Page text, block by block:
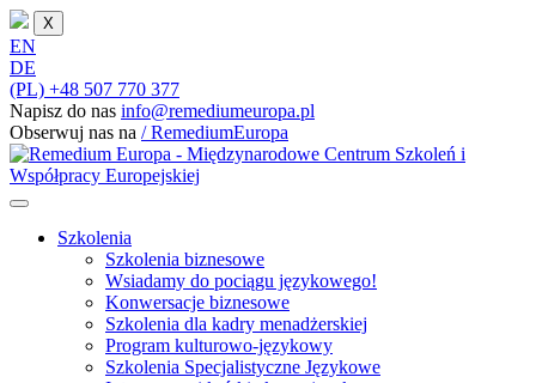
X
EN
DE
(PL) +48 507 770 377
Napisz do nas info@remediumeuropa.pl
Obserwuj nas na / RemediumEuropa
Szkolenia
Szkolenia biznesowe
Wsiadamy do pociągu językowego!
Konwersacje biznesowe
Szkolenia dla kadry menadżerskiej
Program kulturowo-językowy
Szkolenia Specjalistyczne Językowe